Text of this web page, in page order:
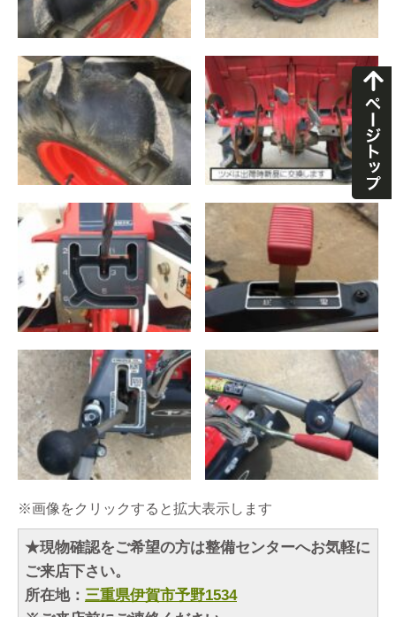
※画像をクリックすると拡大表示します
★現物確認をご希望の方は整備センターへお気軽に
ご来店下さい。
所在地： 三重県伊賀市予野1534